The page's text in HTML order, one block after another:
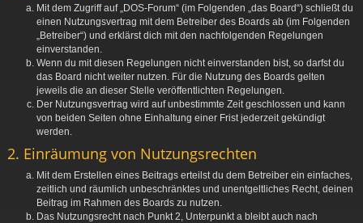
Mit dem Zugriff auf „DOS-Forum“ (im Folgenden „das Board“) schließt du
einen Nutzungsvertrag mit dem Betreiber des Boards ab (im Folgenden
„Betreiber“) und erklärst dich mit den nachfolgenden Regelungen
einverstanden.
Wenn du mit diesen Regelungen nicht einverstanden bist, so darfst du
das Board nicht weiter nutzen. Für die Nutzung des Boards gelten
jeweils die an dieser Stelle veröffentlichten Regelungen.
Der Nutzungsvertrag wird auf unbestimmte Zeit geschlossen und kann
von beiden Seiten ohne Einhaltung einer Frist jederzeit gekündigt
werden.
2. Einräumung von Nutzungsrechten
Mit dem Erstellen eines Beitrags erteilst du dem Betreiber ein einfaches,
zeitlich und räumlich unbeschränktes und unentgeltliches Recht, deinen
Beitrag im Rahmen des Boards zu nutzen.
Das Nutzungsrecht nach Punkt 2, Unterpunkt a bleibt auch nach